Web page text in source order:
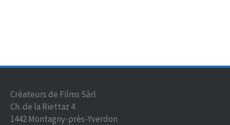
Créateurs de Films Sàrl
Ch. de la Riettaz 4
1442 Montagny-près-Yverdon